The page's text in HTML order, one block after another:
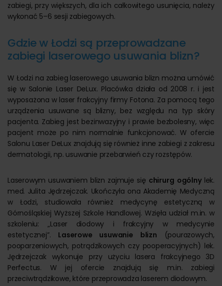
zabiegi, przy większych, dla ich całkowitego usunięcia, należy
wykonać 5–6 sesji zabiegowych.
Gdzie w Łodzi są przeprowadzane
zabiegi laserowego usuwania blizn?
W Łodzi na zabieg laserowego usuwania blizn można umówić
się w Salonie Laser DeLux. Placówka działa od 2008 r. i jest
wyposażona w laser frakcyjny firmy Fotona. Za pomocą tego
urządzenia usuwane są blizny, bez względu na typ skóry
pacjenta. Zabieg jest bezinwazyjny i prawie bezbolesny, więc
pacjent może po nim normalnie funkcjonować. W ofercie
Salonu Laser DeLux znajdują się również inne zabiegi z zakresu
dermatologii, np. usuwanie przebarwień czy rozstępów.
Laserowym usuwaniem blizn zajmuje się chirurg ogólnylek.
med. Julita Jędrzejczak. Ukończyła ona Akademię Medyczną
w Łodzi, studiowała również medycynę estetyczną w
Górnośląskiej Wyższej Szkole Handlowej. Wzięła udział m.in. w
szkoleniu: „Laser diodowy i frakcyjny w medycynie
estetycznej”. Laserowe usuwanie blizn (pourazowych,
pooparzeniowych, potrądzikowych czy pooperacyjnych) lek.
Jędrzejczak wykonuje przy użyciu lasera frakcyjnego 3D
Perfectus. W jej ofercie znajdują się m.in. zabiegi
przeciwtrądzikowe, które przeprowadza laserem diodowym.